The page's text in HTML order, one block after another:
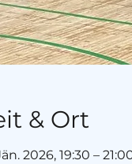
& Ort
2026, 19:30 –